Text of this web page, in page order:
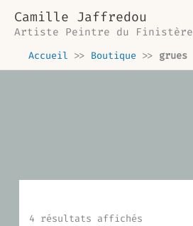
contenu
Camille Jaffredou
Artiste Peintre du Finistère
Accueil >> Boutique >> grues
4 résultats affichés
du
plus
récent
plus
ancien